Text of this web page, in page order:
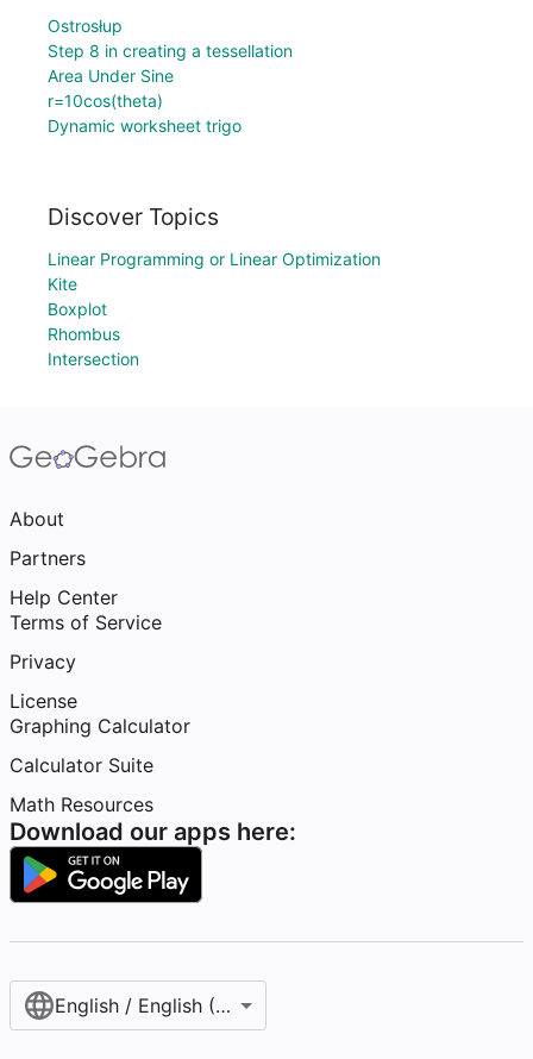
Ostrosłup
Step 8 in creating a tessellation
Area Under Sine
r=10cos(theta)
Dynamic worksheet trigo
Discover Topics
Linear Programming or Linear Optimization
Kite
Boxplot
Rhombus
Intersection
About
Partners
Help Center
Terms of Service
Privacy
License
Graphing Calculator
Calculator Suite
Math Resources
Download our apps here:
English / English (United States)